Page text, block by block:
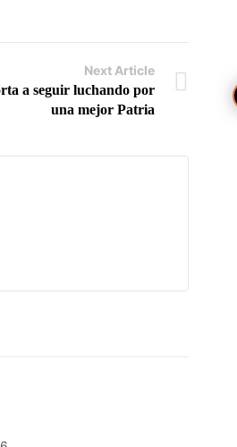
Next Article
a seguir luchando por
una mejor Patria